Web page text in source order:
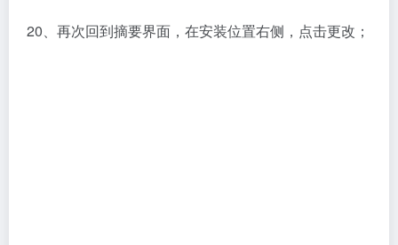
20、再次回到摘要界面，在安装位置右侧，点击更改；